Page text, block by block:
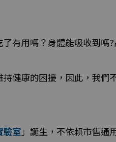
有用嗎？身體能吸收到嗎?
健康的困擾，因此，我們
驗室 」誕生，不依賴市售通